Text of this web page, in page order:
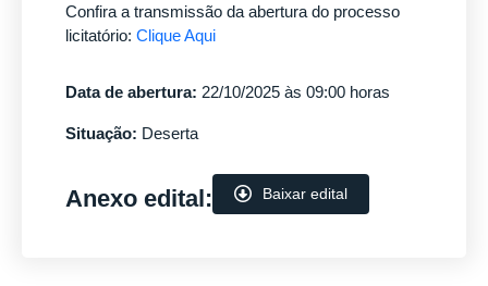
Confira a transmissão da abertura do processo
licitatório: Clique Aqui
Data de abertura: 22/10/2025 às 09:00 horas
Situação: Deserta
Anexo edital: Baixar edital